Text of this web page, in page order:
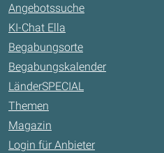
Angebotssuche
KI-Chat Ella
Begabungsorte
Begabungskalender
LänderSPECIAL
Themen
Magazin
Login für Anbieter